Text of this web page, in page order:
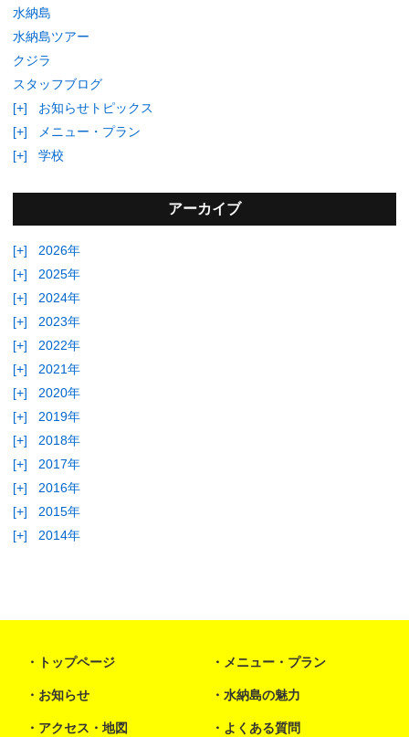
水納島
水納島ツアー
クジラ
スタッフブログ
[+]
お知らせトピックス
[+]
メニュー・プラン
[+]
学校
アーカイブ
[+]
2026年
[+]
2025年
[+]
2024年
[+]
2023年
[+]
2022年
[+]
2021年
[+]
2020年
[+]
2019年
[+]
2018年
[+]
2017年
[+]
2016年
[+]
2015年
[+]
2014年
トップページ メニュー・プラン
お知らせ 水納島の魅力
アクセス・地図 よくある質問